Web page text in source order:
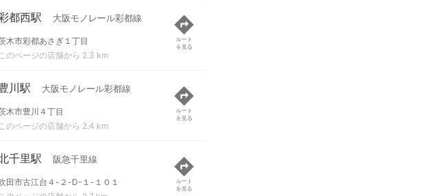
都西駅 大阪モノレール彩都線
木市彩都あさぎ１丁目
このページの店舗から 2.3 km
ルート
を見る
川駅 大阪モノレール彩都線
木市豊川４丁目
このページの店舗から 2.4 km
ルート
を見る
千里駅 阪急千里線
田市古江台４-２-D-１-１０１
ルート
を見る